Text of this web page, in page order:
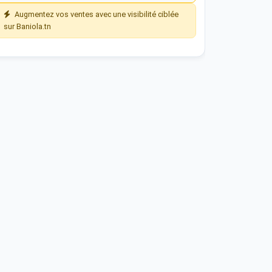
Augmentez vos ventes avec une visibilité ciblée
sur Baniola.tn